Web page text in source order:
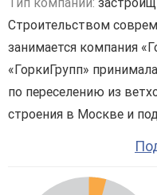
Строительством
занимается компания
«ГоркиГрупп»
по переселению из
строения в Москве и
Реутове, Балашихе и
В настоящее время
масштабном проекте